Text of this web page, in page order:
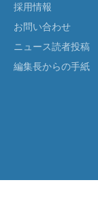
採用情報
お問い合わせ
ニュース読者投稿
編集長からの手紙